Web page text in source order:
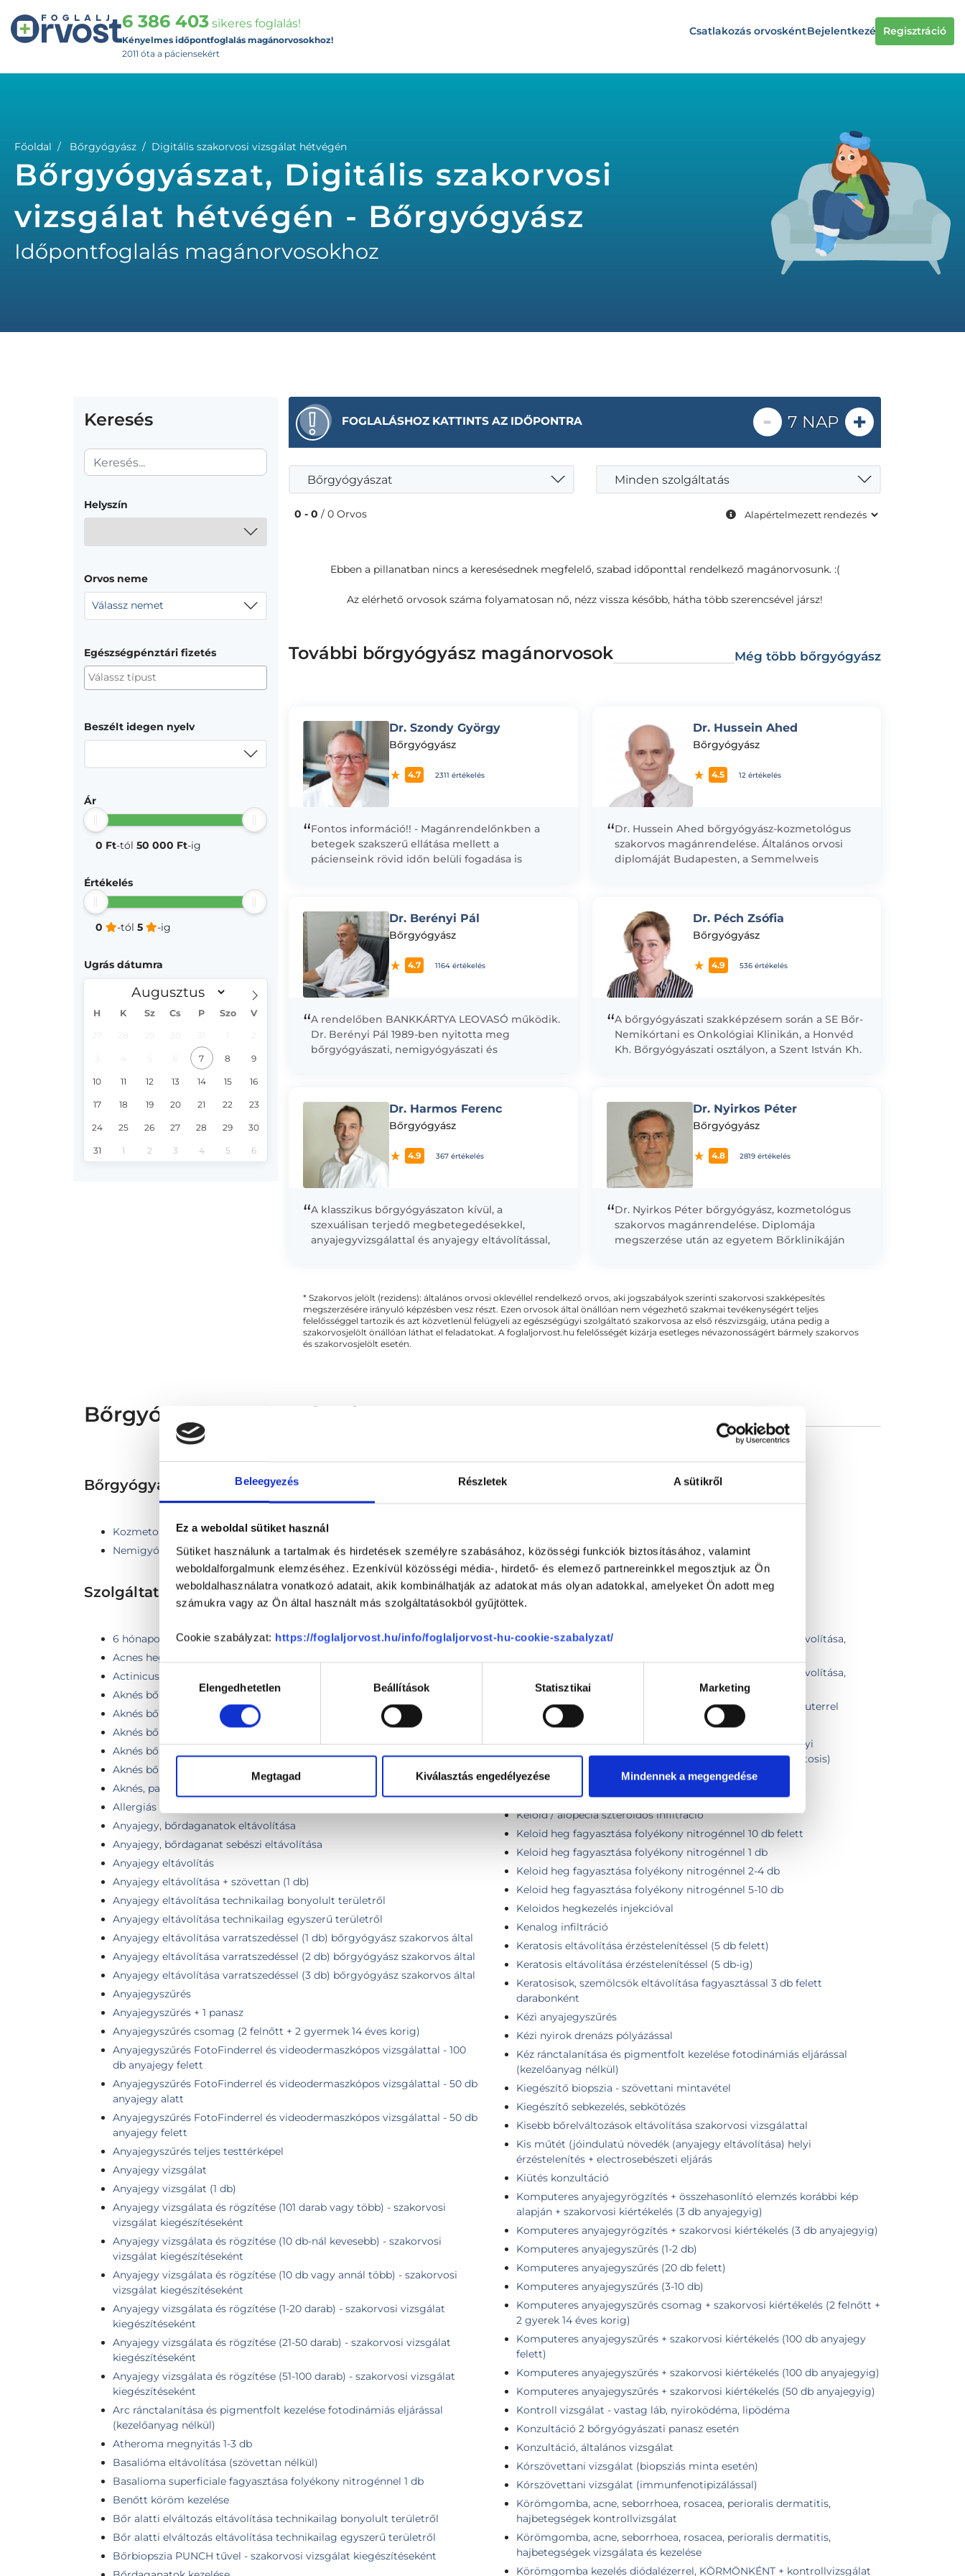
Beleegyezés Részletek A sütikről
Ez a weboldal sütiket használ
Sütiket használunk a tartalmak és hirdetések személyre szabásához, közösségi funkciók biztosításához, valamint
weboldalforgalmunk elemzéséhez. Ezenkívül közösségi média-, hirdető- és elemező partnereinkkel megosztjuk az Ön
weboldalhasználatra vonatkozó adatait, akik kombinálhatják az adatokat más olyan adatokkal, amelyeket Ön adott meg
számukra vagy az Ön által használt más szolgáltatásokból gyűjtöttek.
Cookie szabályzat: https://foglaljorvost.hu/info/foglaljorvost-hu-cookie-szabalyzat/
kiválasztásaElengedhetetlen Beállítások Statisztikai Marketing
Megtagad Kiválasztás engedélyezése Mindennek a megengedése
6 386 403 sikeres foglalás!
Kényelmes időpontfoglalás magánorvosokhoz!
2011 óta a páciensekért
Csatlakozás orvoskéntBejelentkezés Regisztráció
Főoldal Bőrgyógyász Digitális szakorvosi vizsgálat hétvégén
Bőrgyógyászat, Digitális szakorvosi
vizsgálat hétvégén - Bőrgyógyász
Időpontfoglalás magánorvosokhoz
Keresés
Helyszín
Orvos neme
Válassz nemet
Egészségpénztári fizetés
Beszélt idegen nyelv
Ár
0 Ft-tól 50 000 Ft-ig
Értékelés
0 -tól 5 -ig
Ugrás dátumra
H K Sz Cs P Szo V
7 8 9
10 11 12 13 14 15 16
17 18 19 20 21 22 23
24 25 26 27 28 29 30
31 1 2 3 4 5 6
FOGLALÁSHOZ KATTINTS AZ IDŐPONTRA - 7 NAP +
Bőrgyógyászat Minden szolgáltatás
0 - 0 / 0 Orvos
Ebben a pillanatban nincs a keresésednek megfelelő, szabad időponttal rendelkező magánorvosunk. :(
Az elérhető orvosok száma folyamatosan nő, nézz vissza később, hátha több szerencsével jársz!
További bőrgyógyász magánorvosok Még több bőrgyógyász
Dr. Szondy György
Bőrgyógyász
4.7 2311 értékelés
“Fontos információ!! - Magánrendelőnkben a
betegek szakszerű ellátása mellett a
pácienseink rövid időn belüli fogadása is
Dr. Hussein Ahed
Bőrgyógyász
4.5 12 értékelés
“Dr. Hussein Ahed bőrgyógyász-kozmetológus
szakorvos magánrendelése. Általános orvosi
diplomáját Budapesten, a Semmelweis
Szakmai pályafutását a Budapesti
Bőrgyógyászati...
Dr. Berényi Pál
Bőrgyógyász
4.7 1164 értékelés
“A rendelőben BANKKÁRTYA LEOVASÓ működik.
Dr. Berényi Pál 1989-ben nyitotta meg
bőrgyógyászati, nemigyógyászati és
Dr. Péch Zsófia
Bőrgyógyász
4.9 536 értékelés
“A bőrgyógyászati szakképzésem során a SE Bőr-
Nemikórtani es Onkológiai Klinikán, a Honvéd
Kh. Bőrgyógyászati osztályon, a Szent István Kh.
Dr. Harmos Ferenc
Bőrgyógyász
4.9 367 értékelés
“A klasszikus bőrgyógyászaton kívül, a
szexuálisan terjedő megbetegedésekkel,
anyajegyvizsgálattal és anyajegy eltávolítással,
vállalok...
Dr. Nyirkos Péter
Bőrgyógyász
4.8 2819 értékelés
“Dr. Nyirkos Péter bőrgyógyász, kozmetológus
szakorvos magánrendelése. Diplomája
megszerzése után az egyetem Bőrklinikáján
* Szakorvos jelölt (rezidens): általános orvosi oklevéllel rendelkező orvos, aki jogszabályok szerinti szakorvosi szakképesítés
megszerzésére irányuló képzésben vesz részt. Ezen orvosok által önállóan nem végezhető szakmai tevékenységért teljes
felelősséggel tartozik és azt közvetlenül felügyeli az egészségügyi szolgáltató szakorvosa az első részvizsgáig, utána pedig a
szakorvosjelölt önállóan láthat el feladatokat. A foglaljorvost.hu felelősségét kizárja esetleges névazonosságért bármely szakorvos
és szakorvosjelölt esetén.
Bőrgyógyász - Bőrgyógyászat
Bőrgyógyászat TERÜLETHEZ KAPCSOLÓDÓ SZAKTERÜLETEK
Kozmetológia
Nemigyógyászat
Szolgáltatások
6 hónapon belüli FotoFinder kontroll (1-3 db anyajegy esetén)
Acnes hegek kezelése pikoszekundumos lézerrel
Actinicus keratosis fagyasztása folyékony nitrogénnel 1 db.
Aknés bőr
Aknés bőrhibák lézeres kezelése
Aknés bőrhibák lézeres kezelése kis régió / vagy néhány db heg kezelése
Aknés bőrhibák lézeres kezelése közepes régió (fél arc nagyságú terület)
Aknés bőrhibák lézeres kezelése nagy régió (teljes arc felület)
Aknés, pattanásos bőr vizsgálata
Allergiás reakció
Anyajegy, bőrdaganatok eltávolítása
Anyajegy, bőrdaganat sebészi eltávolítása
Anyajegy eltávolítás
Anyajegy eltávolítása + szövettan (1 db)
Anyajegy eltávolítása technikailag bonyolult területről
Anyajegy eltávolítása technikailag egyszerű területről
Anyajegy eltávolítása varratszedéssel (1 db) bőrgyógyász szakorvos által
Anyajegy eltávolítása varratszedéssel (2 db) bőrgyógyász szakorvos által
Anyajegy eltávolítása varratszedéssel (3 db) bőrgyógyász szakorvos által
Anyajegyszűrés
Anyajegyszűrés + 1 panasz
Anyajegyszűrés csomag (2 felnőtt + 2 gyermek 14 éves korig)
Anyajegyszűrés FotoFinderrel és videodermaszkópos vizsgálattal - 100
db anyajegy felett
Anyajegyszűrés FotoFinderrel és videodermaszkópos vizsgálattal - 50 db
anyajegy alatt
Anyajegyszűrés FotoFinderrel és videodermaszkópos vizsgálattal - 50 db
anyajegy felett
Anyajegyszűrés teljes testtérképel
Anyajegy vizsgálat
Anyajegy vizsgálat (1 db)
Anyajegy vizsgálata és rögzítése (101 darab vagy több) - szakorvosi
vizsgálat kiegészítéseként
Anyajegy vizsgálata és rögzítése (10 db-nál kevesebb) - szakorvosi
vizsgálat kiegészítéseként
Anyajegy vizsgálata és rögzítése (10 db vagy annál több) - szakorvosi
vizsgálat kiegészítéseként
Anyajegy vizsgálata és rögzítése (1-20 darab) - szakorvosi vizsgálat
kiegészítéseként
Anyajegy vizsgálata és rögzítése (21-50 darab) - szakorvosi vizsgálat
kiegészítéseként
Anyajegy vizsgálata és rögzítése (51-100 darab) - szakorvosi vizsgálat
kiegészítéseként
Arc ránctalanítása és pigmentfolt kezelése fotodinámiás eljárással
(kezelőanyag nélkül)
Atheroma megnyitás 1-3 db
Basalióma eltávolítása (szövettan nélkül)
Basalioma superficiale fagyasztása folyékony nitrogénnel 1 db
Benőtt köröm kezelése
Bőr alatti elváltozás eltávolítása technikailag bonyolult területről
Bőr alatti elváltozás eltávolítása technikailag egyszerű területről
Bőrbiopszia PUNCH tűvel - szakorvosi vizsgálat kiegészítéseként
Jóindulatú bőrelváltozások, fibromák elektrocauteres eltávolítása,
Jóindulatú bőrelváltozások, fibromák elektrocauteres eltávolítása,
érzéstelenítés, Lidocain, 5-10 db
Jóindulatú bőrnövedék eltávolítása shave technikával / kauterrel
Jóindulatú bőrnövedék lézeres eltávolítása
Jóindulatú, nem pigmentált bőrelváltozás eltávolítása helyi
érzéstelenítővel, elektrokauterrel (fibroma, angioma, keratosis)
Jóindulatú növedék eltávolítás
Kardiológiai rehabilitáció
Keloid / alopecia szteroidos infiltráció
Keloid heg fagyasztása folyékony nitrogénnel 10 db felett
Keloid heg fagyasztása folyékony nitrogénnel 1 db
Keloid heg fagyasztása folyékony nitrogénnel 2-4 db
Keloid heg fagyasztása folyékony nitrogénnel 5-10 db
Keloidos hegkezelés injekcióval
Kenalog infiltráció
Keratosis eltávolítása érzéstelenítéssel (5 db felett)
Keratosis eltávolítása érzéstelenítéssel (5 db-ig)
Keratosisok, szemölcsök eltávolítása fagyasztással 3 db felett
darabonként
Kézi anyajegyszűrés
Kézi nyirok drenázs pólyázással
Kéz ránctalanítása és pigmentfolt kezelése fotodinámiás eljárással
(kezelőanyag nélkül)
Kiegészítő biopszia - szövettani mintavétel
Kiegészítő sebkezelés, sebkötözés
Kisebb bőrelváltozások eltávolítása szakorvosi vizsgálattal
Kis műtét (jóindulatú növedék (anyajegy eltávolítása) helyi
érzéstelenítés + electrosebészeti eljárás
Kiütés konzultáció
Komputeres anyajegyrögzítés + összehasonlító elemzés korábbi kép
alapján + szakorvosi kiértékelés (3 db anyajegyig)
Komputeres anyajegyrögzítés + szakorvosi kiértékelés (3 db anyajegyig)
Komputeres anyajegyszűrés (1-2 db)
Komputeres anyajegyszűrés (20 db felett)
Komputeres anyajegyszűrés (3-10 db)
Komputeres anyajegyszűrés csomag + szakorvosi kiértékelés (2 felnőtt +
2 gyerek 14 éves korig)
Komputeres anyajegyszűrés + szakorvosi kiértékelés (100 db anyajegy
felett)
Komputeres anyajegyszűrés + szakorvosi kiértékelés (100 db anyajegyig)
Komputeres anyajegyszűrés + szakorvosi kiértékelés (50 db anyajegyig)
Kontroll vizsgálat - vastag láb, nyiroködéma, lipödéma
Konzultáció 2 bőrgyógyászati panasz esetén
Konzultáció, általános vizsgálat
Kórszövettani vizsgálat (biopsziás minta esetén)
Kórszövettani vizsgálat (immunfenotipizálással)
Körömgomba, acne, seborrhoea, rosacea, perioralis dermatitis,
hajbetegségek kontrollvizsgálat
Körömgomba, acne, seborrhoea, rosacea, perioralis dermatitis,
hajbetegségek vizsgálata és kezelése
Körömgomba kezelés diódalézerrel, KÖRMÖNKÉNT + kontrollvizsgálat